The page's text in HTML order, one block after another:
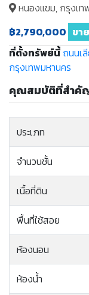
หนองแขม, กรุงเท
฿2,790,000 ขาย
ที่ตั้งทรัพย์นี้ ถนนเ
กรุงเทพมหานคร
คุณสมบัติที่สำคั
ประเภท
จำนวนชั้น
เนื้อที่ดิน
พื้นที่ใช้สอย
ห้องนอน
ห้องน้ำ